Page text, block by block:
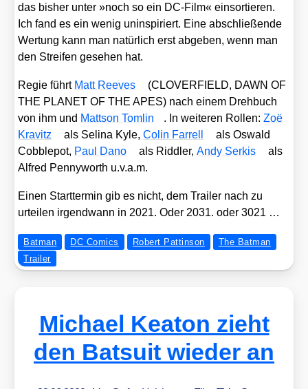
das bis­her unter »noch so ein DC-Film« ein­sor­tie­ren.
Ich fand es ein wenig unin­spi­riert. Eine abschlie­ßen­de
Wer­tung kann man natür­lich erst abge­ben, wenn man
den Strei­fen gese­hen hat.
Regie führt Matt Ree­ves
(CLOVERFIELD, DAWN OF
THE PLANET OF THE APES) nach einem Dreh­buch
von ihm und Matt­son Tom­lin . In wei­te­ren Rol­len:Zoë
Kra­vitz
als Seli­na Kyle,Colin Far­rell
als Oswald
Cob­ble­pot, Paul Dano als Ridd­ler,Andy Ser­kis
als
Alfred Pen­ny­worth u.v.a.m.
Einen Start­ter­min gib es nicht, dem Trai­ler nach zu
urtei­len irgend­wann in 2021. Oder 2031. oder 3021 …
Batman DC Comics Robert Pattinson
The Batman
Trailer
Michael Keaton zieht
den Batsuit wieder an